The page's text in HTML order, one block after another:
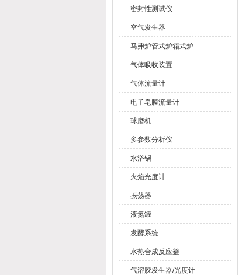
密封性测试仪
空气发生器
马弗炉管式炉箱式炉
气体吸收装置
气体流量计
电子皂膜流量计
球磨机
多参数分析仪
水浴锅
火焰光度计
振荡器
液氮罐
发酵系统
水热合成反应釜
气溶胶发生器/光度计